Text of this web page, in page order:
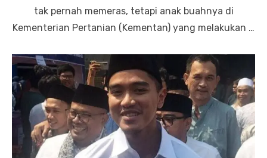
tak pernah memeras, tetapi anak buahnya di
Kementerian Pertanian (Kementan) yang melakukan …